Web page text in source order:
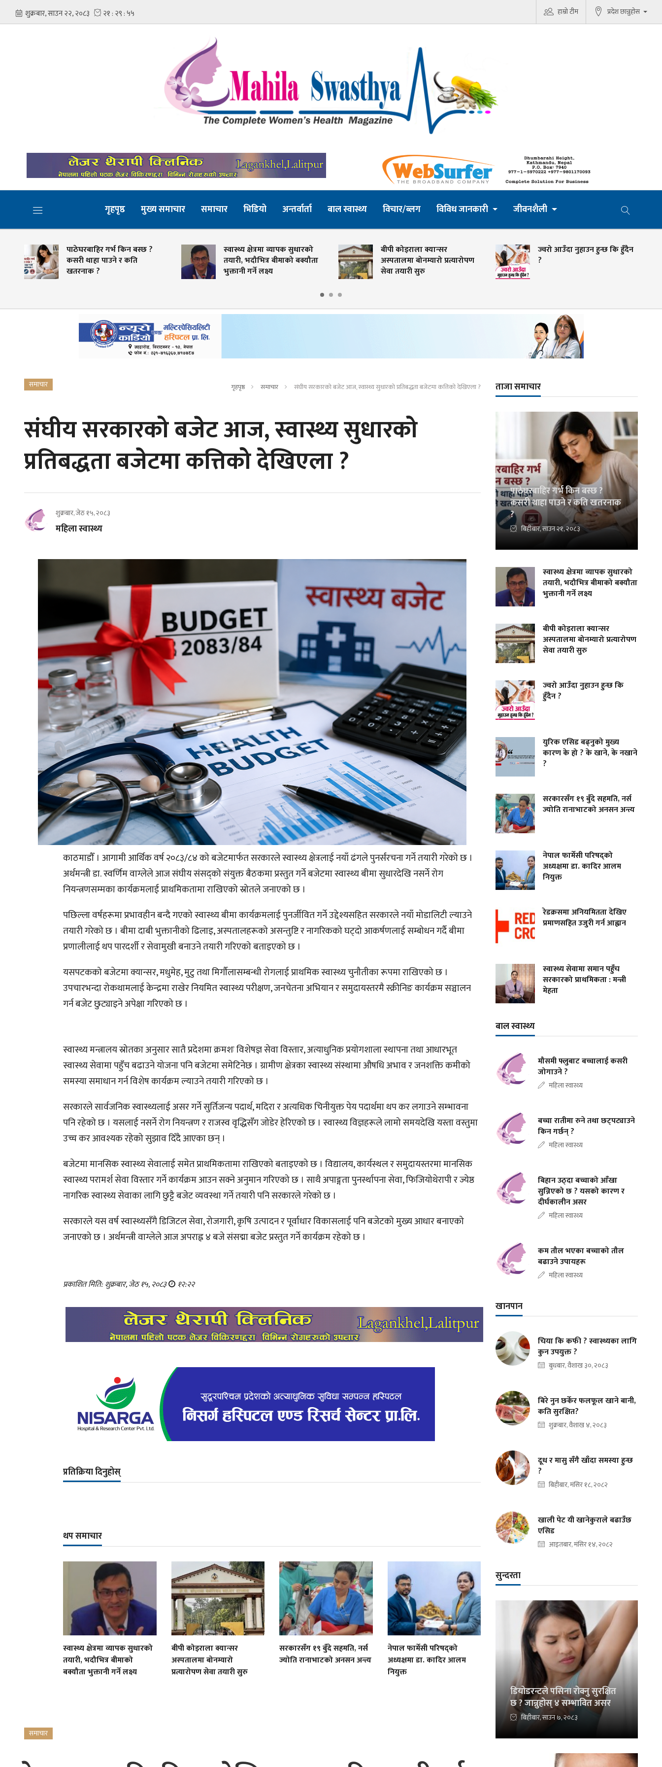
हाम्रो टीम प्रदेश छान्नुहोस
गृहपृष्ठ मुख्य समाचार समाचार भिडियो अन्तर्वार्ता बाल स्वास्थ्य विचार/ब्लग विविध जानकारी जीवनशैली
पाठेघरबाहिर गर्भ किन बस्छ ?
कसरी थाहा पाउने र कति
खतरनाक ?
स्वास्थ्य क्षेत्रमा व्यापक सुधारको
तयारी, भदौभित्र बीमाको बक्यौता
भुक्तानी गर्ने लक्ष्य
बीपी कोइराला क्यान्सर
अस्पतालमा बोनम्यारो प्रत्यारोपण
सेवा तयारी सुरु
ज्वरो आउँदा नुहाउन हुन्छ कि हुँदैन
?
समाचार गृहपृष्ठ समाचार संघीय सरकारको बजेट आज, स्वास्थ्य सुधारको प्रतिबद्धता बजेटमा कत्तिको देखिएला ?
संघीय सरकारको बजेट आज, स्वास्थ्य सुधारको
प्रतिबद्धता बजेटमा कत्तिको देखिएला ?
शुक्रबार, जेठ १५, २०८३
महिला स्वास्थ्य
काठमाडौँ । आगामी आर्थिक वर्ष २०८३/८४ को बजेटमार्फत सरकारले स्वास्थ्य क्षेत्रलाई नयाँ ढंगले पुनर्संरचना गर्ने तयारी गरेको छ ।
अर्थमन्त्री डा. स्वर्णिम वाग्लेले आज संघीय संसद्को संयुक्त बैठकमा प्रस्तुत गर्ने बजेटमा स्वास्थ्य बीमा सुधारदेखि नसर्ने रोग
नियन्त्रणसम्मका कार्यक्रमलाई प्राथमिकतामा राखिएको स्रोतले जनाएको छ ।
पछिल्ला वर्षहरूमा प्रभावहीन बन्दै गएको स्वास्थ्य बीमा कार्यक्रमलाई पुनर्जीवित गर्ने उद्देश्यसहित सरकारले नयाँ मोडालिटी ल्याउने
तयारी गरेको छ । बीमा दाबी भुक्तानीको ढिलाइ, अस्पतालहरूको असन्तुष्टि र नागरिकको घट्दो आकर्षणलाई सम्बोधन गर्दै बीमा
प्रणालीलाई थप पारदर्शी र सेवामुखी बनाउने तयारी गरिएको बताइएको छ ।
यसपटकको बजेटमा क्यान्सर, मधुमेह, मुटु तथा मिर्गौलासम्बन्धी रोगलाई प्राथमिक स्वास्थ्य चुनौतीका रूपमा राखिएको छ ।
उपचारभन्दा रोकथामलाई केन्द्रमा राखेर नियमित स्वास्थ्य परीक्षण, जनचेतना अभियान र समुदायस्तरमै स्क्रीनिङ कार्यक्रम सञ्चालन
गर्न बजेट छुट्याइने अपेक्षा गरिएको छ ।
स्वास्थ्य मन्त्रालय स्रोतका अनुसार सातै प्रदेशमा क्रमशः विशेषज्ञ सेवा विस्तार, अत्याधुनिक प्रयोगशाला स्थापना तथा आधारभूत
स्वास्थ्य सेवामा पहुँच बढाउने योजना पनि बजेटमा समेटिनेछ । ग्रामीण क्षेत्रका स्वास्थ्य संस्थामा औषधि अभाव र जनशक्ति कमीको
समस्या समाधान गर्न विशेष कार्यक्रम ल्याउने तयारी गरिएको छ ।
सरकारले सार्वजनिक स्वास्थ्यलाई असर गर्ने सुर्तिजन्य पदार्थ, मदिरा र अत्यधिक चिनीयुक्त पेय पदार्थमा थप कर लगाउने सम्भावना
पनि रहेको छ । यसलाई नसर्ने रोग नियन्त्रण र राजस्व वृद्धिसँग जोडेर हेरिएको छ । स्वास्थ्य विज्ञहरूले लामो समयदेखि यस्ता वस्तुमा
उच्च कर आवश्यक रहेको सुझाव दिँदै आएका छन् ।
बजेटमा मानसिक स्वास्थ्य सेवालाई समेत प्राथमिकतामा राखिएको बताइएको छ । विद्यालय, कार्यस्थल र समुदायस्तरमा मानसिक
स्वास्थ्य परामर्श सेवा विस्तार गर्ने कार्यक्रम आउन सक्ने अनुमान गरिएको छ । साथै अपाङ्गता पुनर्स्थापना सेवा, फिजियोथेरापी र ज्येष्ठ
नागरिक स्वास्थ्य सेवाका लागि छुट्टै बजेट व्यवस्था गर्ने तयारी पनि सरकारले गरेको छ ।
सरकारले यस वर्ष स्वास्थ्यसँगै डिजिटल सेवा, रोजगारी, कृषि उत्पादन र पूर्वाधार विकासलाई पनि बजेटको मुख्य आधार बनाएको
जनाएको छ । अर्थमन्त्री वाग्लेले आज अपराह्न ४ बजे संसद्मा बजेट प्रस्तुत गर्ने कार्यक्रम रहेको छ ।
प्रकाशित मिति: शुक्रबार, जेठ १५, २०८३ १२:२२
प्रतिक्रिया दिनुहोस्
थप समाचार
स्वास्थ्य क्षेत्रमा व्यापक सुधारको
तयारी, भदौभित्र बीमाको
बक्यौता भुक्तानी गर्ने लक्ष्य
बीपी कोइराला क्यान्सर
अस्पतालमा बोनम्यारो
प्रत्यारोपण सेवा तयारी सुरु
सरकारसँग १९ बुँदे सहमति, नर्स
ज्योति रानाभाटको अनसन अन्त्य
नेपाल फार्मेसी परिषद्को
अध्यक्षमा डा. कादिर आलम
नियुक्त
समाचार
ताजा समाचार
पाठेघरबाहिर गर्भ किन बस्छ ?
कसरी थाहा पाउने र कति खतरनाक
?
बिहीबार, साउन २१, २०८३
स्वास्थ्य क्षेत्रमा व्यापक सुधारको
तयारी, भदौभित्र बीमाको बक्यौता
भुक्तानी गर्ने लक्ष्य
बीपी कोइराला क्यान्सर
अस्पतालमा बोनम्यारो प्रत्यारोपण
सेवा तयारी सुरु
ज्वरो आउँदा नुहाउन हुन्छ कि
हुँदैन ?
युरिक एसिड बढ्नुको मुख्य
कारण के हो ? के खाने, के नखाने
?
सरकारसँग १९ बुँदे सहमति, नर्स
ज्योति रानाभाटको अनसन अन्त्य
नेपाल फार्मेसी परिषद्को
अध्यक्षमा डा. कादिर आलम
नियुक्त
रेडक्रसमा अनियमितता देखिए
प्रमाणसहित उजुरी गर्न आह्वान
स्वास्थ्य सेवामा समान पहुँच
सरकारको प्राथमिकता : मन्त्री
मेहता
बाल स्वास्थ्य
मौसमी फ्लुबाट बच्चालाई कसरी
जोगाउने ?
महिला स्वास्थ्य
बच्चा रातीमा रुने तथा छट्पट्याउने
किन गर्छन् ?
महिला स्वास्थ्य
बिहान उठ्दा बच्चाको आँखा
सुन्निएको छ ? यसको कारण र
दीर्घकालीन असर
महिला स्वास्थ्य
कम तौल भएका बच्चाको तौल
बढाउने उपायहरू
महिला स्वास्थ्य
खानपान
चिया कि कफी ? स्वास्थ्यका लागि
कुन उपयुक्त ?
बुधबार, वैशाख ३०, २०८३
बिरे नुन छर्केर फलफूल खाने बानी,
कति सुरक्षित?
शुक्रबार, वैशाख ४, २०८३
दूध र मासु सँगै खाँदा समस्या हुन्छ
?
बिहीबार, मंसिर १८, २०८२
खाली पेट यी खानेकुराले बढाउँछ
एसिड
आइतबार, मंसिर १४, २०८२
सुन्दरता
डियोडरन्टले पसिना रोक्नु सुरक्षित
छ ? जान्नुहोस् ४ सम्भावित असर
बिहीबार, साउन ७, २०८३